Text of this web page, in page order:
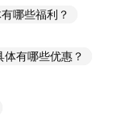
哪些福利？
有哪些优惠？